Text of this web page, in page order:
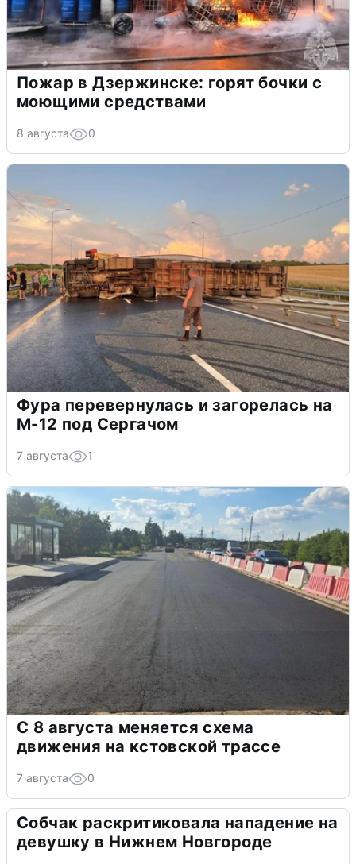
Пожар в Дзержинске: горят бочки с
моющими средствами
8 августа 0
Фура перевернулась и загорелась на
М-12 под Сергачом
7 августа 1
С 8 августа меняется схема
движения на кстовской трассе
7 августа 0
Собчак раскритиковала нападение на
девушку в Нижнем Новгороде